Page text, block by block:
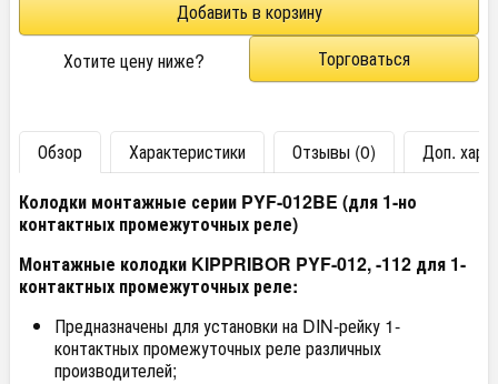
Хотите цену ниже? Торговаться
Обзор Характеристики Отзывы (0)
Доп.
Колодки монтажные серии PYF-012BE (для 1-но
контактных промежуточных реле)
Монтажные колодки KIPPRIBOR PYF-012, -112 для 1-
контактных промежуточных реле:
Предназначены для установки на DIN-рейку 1-
контактных промежуточных реле различных
производителей;